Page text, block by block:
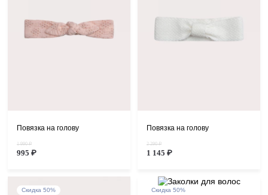
Повязка на голову
1 990 ₽
995 ₽
Повязка на голову
2 290 ₽
1 145 ₽
Скидка 50% Скидка 50%